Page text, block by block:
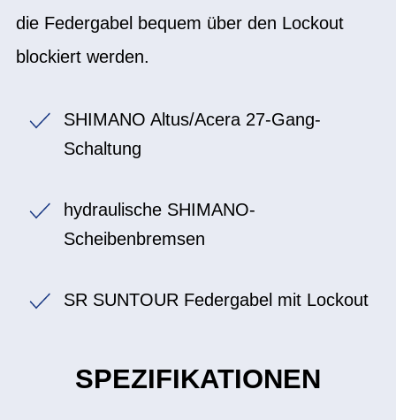
die Federgabel bequem über den Lockout
blockiert werden.
SHIMANO Altus/Acera 27-Gang-
Schaltung
hydraulische SHIMANO-
Scheibenbremsen
SR SUNTOUR Federgabel mit Lockout
SPEZIFIKATIONEN